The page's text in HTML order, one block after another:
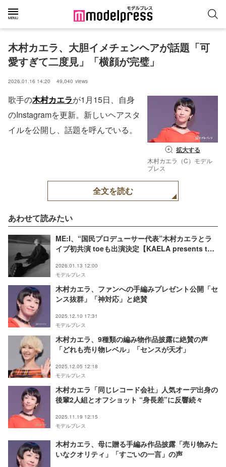
木村カエラ、大胆イメチェンヘアが話題「可
愛すぎて二度見」「横顔が完璧」
2026.01.16 14:20 49,040 views
拡大する
木村カエラ（C）モデル
プレス
歌手の木村カエラが1月15日、自身
のInstagramを更新。新しいヘアスタ
イルを公開し、話題を呼んでいる。
全文を読む
あわせて読みたい
ME:I、“国民プロデューサー代表”木村カエラとラ
イブ初共演 toeも出演決定【KAELA presents the
2026.01.13 12:00
モデルプレス
木村カエラ、ファンへの手編みプレゼント公開「セ
ンス抜群」「神対応」と絶賛
2025.12.10 17:31
モデルプレス
木村カエラ、9種類の編み物作品披露に絶賛の声
「どれも売り物レベル」「センスが天才」
2025.12.05 12:18
モデルプレス
木村カエラ「同じレコード会社」人気オーデ出身の
後輩2人組とオフショット “身長差”に反響続々
2025.11.19 12:15
モデルプレス
木村カエラ、母に贈る手編み作品披露「売り物みた
いなクオリティ」「すごいの一言」の声